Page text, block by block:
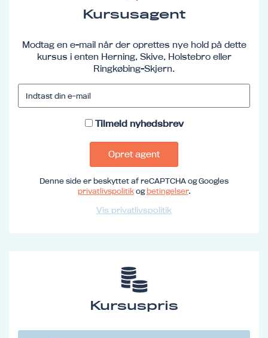
Kursusagent
Modtag en e-mail når der oprettes nye hold på dette
kursus i enten Herning, Skive, Holstebro eller
Ringkøbing-Skjern.
Tilmeld nyhedsbrev
Opret agent
Denne side er beskyttet af reCAPTCHA og Googles
privatlivspolitikogbetingelser.
Vis privatlivspolitik
Kursuspris